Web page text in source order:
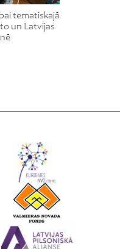
tematiskajā
un Latvijas